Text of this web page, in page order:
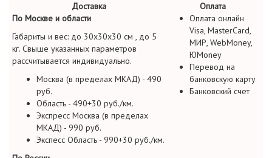
Доставка
Оплата
По Москве и области
Габариты и вес: до 30х30х30 см , до 5
кг. Свыше указанных параметров
рассчитывается индивидуально.
Москва (в пределах МКАД) - 490
руб.
Область - 490+30 руб./км.
Экспресс Москва (в пределах
МКАД) - 990 руб.
Экспесс Область - 990+30 руб./км.
Оплата онлайн
Visa, MasterCard,
МИР, WebMoney,
ЮMoney
Перевод на
банковскую карту
Банковский счет